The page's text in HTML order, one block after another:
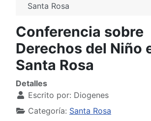
Santa Rosa
Conferencia sobre
Derechos del Niño
Santa Rosa
Detalles
Escrito por: Diogenes
Categoría: Santa Rosa